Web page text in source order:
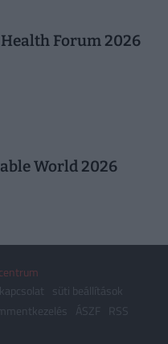
Forum 2026
World 2026
kapcsolat
süti beállítások
ÁSZF RSS